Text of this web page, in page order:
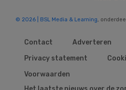
© 2026 | BSL Media & Learning,
Contact
Adverteren
Privacy statement
Voorwaarden